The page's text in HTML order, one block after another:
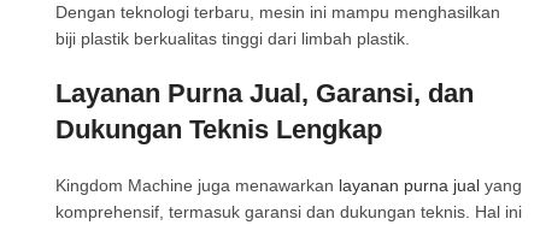
Dengan teknologi terbaru, mesin ini mampu menghasilkan
biji plastik berkualitas tinggi dari limbah plastik.
Layanan Purna Jual, Garansi, dan
Dukungan Teknis Lengkap
Kingdom Machine juga menawarkan layanan purna jual yang
komprehensif, termasuk garansi dan dukungan teknis. Hal ini